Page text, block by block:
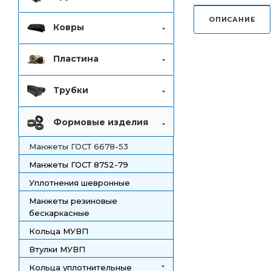
ОПИСАНИЕ
Ковры
Пластина
Трубки
Формовые изделия
Манжеты ГОСТ 6678-53
Манжеты ГОСТ 8752-79
Уплотнения шевронные
Манжеты резиновые
бескаркасные
Кольца МУВП
Втулки МУВП
Кольца уплотнительные